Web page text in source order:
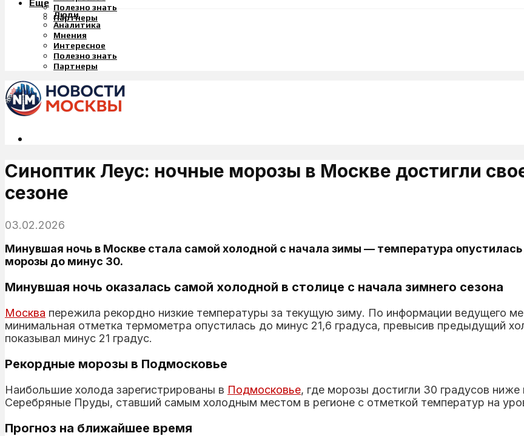
Полезно знать
Партнеры
Еще
Люди
Аналитика
Мнения
Интересное
Полезно знать
Партнеры
Синоптик Леус: ночные морозы в Москве достигли
сезоне
03.02.2026
Минувшая ночь в Москве стала самой холодной с начала зимы — температура
морозы до минус 30.
Минувшая ночь оказалась самой холодной в столице с начала зимнего сезона
Москва пережила рекордно низкие температуры за текущую зиму. По информации ведущего
минимальная отметка термометра опустилась до минус 21,6 градуса, превысив предыдущий
показывал минус 21 градус.
Рекордные морозы в Подмосковье
Наибольшие холода зарегистрированы в Подмосковье, где морозы достигли 30 градусов
Серебряные Пруды, ставший самым холодным местом в регионе с отметкой температур на
Прогноз на ближайшее время